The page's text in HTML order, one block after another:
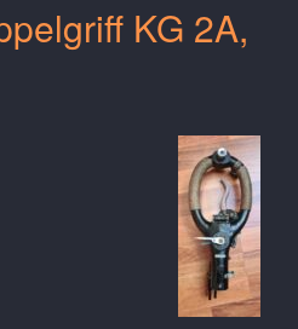
KG 2A,